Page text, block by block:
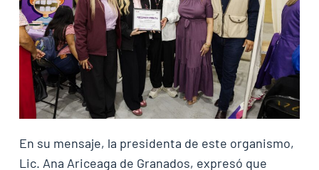
En su mensaje, la presidenta de este organismo,
Lic. Ana Ariceaga de Granados, expresó que